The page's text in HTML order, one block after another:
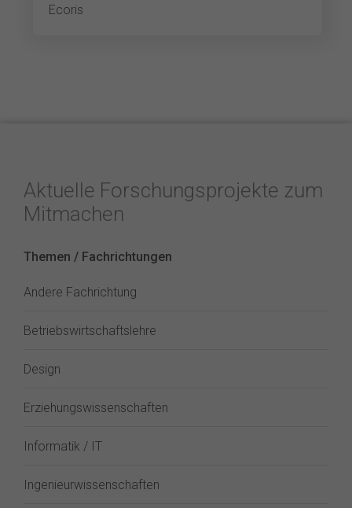
Ecoris
Aktuelle Forschungsprojekte zum
Mitmachen
Themen / Fachrichtungen
Andere Fachrichtung
Betriebswirtschaftslehre
Design
Erziehungswissenschaften
Informatik / IT
Ingenieurwissenschaften